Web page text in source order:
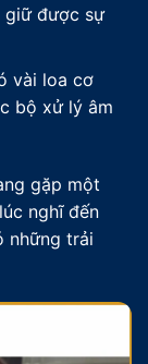
giữ được sự
vài loa cơ
bộ xử lý âm
gặp một
nghĩ đến
những trải